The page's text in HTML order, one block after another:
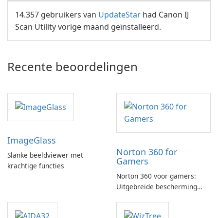
14.357 gebruikers van UpdateStar had Canon IJ
Scan Utility vorige maand geïnstalleerd.
Recente beoordelingen
ImageGlass
Slanke beeldviewer met
krachtige functies
Norton 360 for
Gamers
Norton 360 voor gamers:
Uitgebreide bescherming